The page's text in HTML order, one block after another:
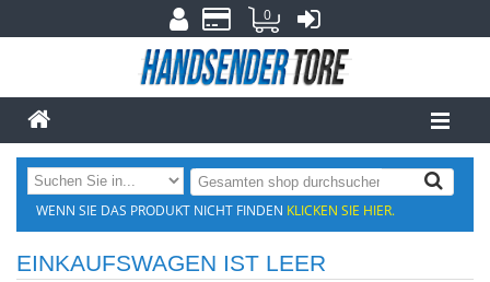
0
WENN SIE DAS PRODUKT NICHT FINDEN KLICKEN SIE HIER.
EINKAUFSWAGEN IST LEER